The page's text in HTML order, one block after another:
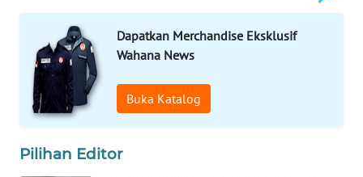
Dapatkan Merchandise Eksklusif
Wahana News
Buka Katalog
Pilihan Editor
MAWAKA
ID
MARTABAT